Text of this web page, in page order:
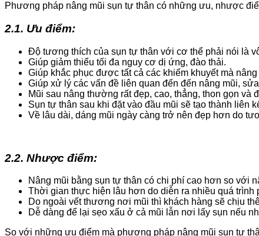
Phương pháp nâng mũi sụn tự thân có những ưu, nhược
2.1. Ưu điểm:
Độ tương thích của sụn tự thân với cơ thể phải nói là
Giúp giảm thiểu tối đa nguy cơ dị ứng, đào thải.
Giúp khắc phục được tất cả các khiếm khuyết mà
Giúp xử lý các vấn đề liên quan đến đến nâng mũi,
Mũi sau nâng thường rất đẹp, cao, thẳng, thon gọn và
Sụn tự thân sau khi đặt vào đầu mũi sẽ tạo thành liên
Về lâu dài, dáng mũi ngày càng trở nên đẹp hơn do
2.2. Nhược điểm:
Nâng mũi bằng sụn tự thân có chi phí cao hơn so với
Thời gian thực hiện lâu hơn do diễn ra nhiều quá trình
Do ngoài vết thương nơi mũi thì khách hàng sẽ chịu
Dễ dàng để lại sẹo xấu ở cả mũi lẫn nơi lấy sụn nếu
So với những ưu điểm mà phương pháp nâng mũi sụn tự